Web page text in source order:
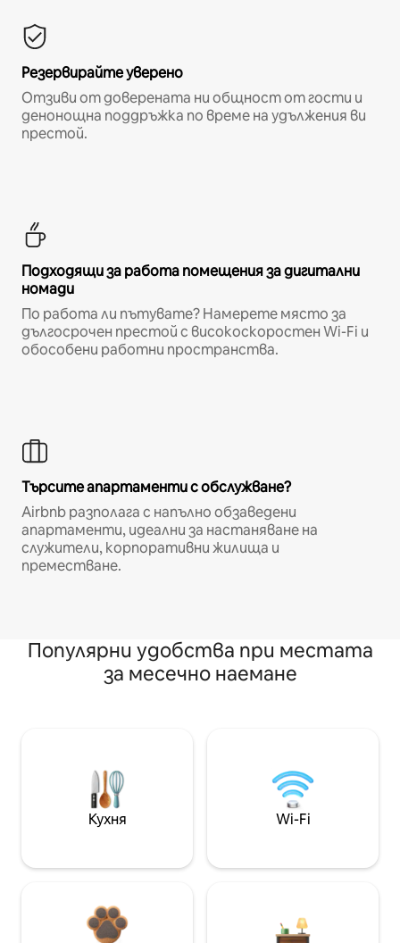
Резервирайте уверено
Отзиви от доверената ни общност от гости и
денонощна поддръжка по време на удължения ви
престой.
Подходящи за работа помещения за дигитални
номади
По работа ли пътувате? Намерете място за
дългосрочен престой с високоскоростен Wi-Fi и
обособени работни пространства.
Търсите апартаменти с обслужване?
Airbnb разполага с напълно обзаведени
апартаменти, идеални за настаняване на
служители, корпоративни жилища и
преместване.
Популярни удобства при местата
за месечно наемане
Кухня Wi-Fi